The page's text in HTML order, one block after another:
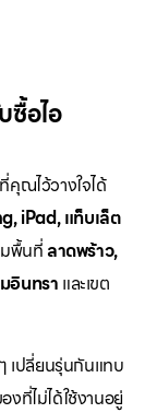
ซื้อไอ
คุณไว้วางใจได้
iPad, แท็บเล็ต
มพื้นที่ลาดพร้าว,
อินทรา และเขต
เปลี่ยนรุ่นกันแทบ
ที่ไม่ได้ใช้งานอยู่